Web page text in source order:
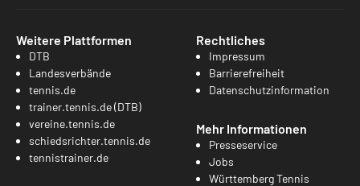
Weitere Plattformen
DTB
Landesverbände
tennis.de
trainer.tennis.de (DTB)
vereine.tennis.de
schiedsrichter.tennis.de
tennistrainer.de
Rechtliches
Impressum
Barrierefreiheit
Datenschutzinformation
Mehr Informationen
Presseservice
Jobs
Württemberg Tennis